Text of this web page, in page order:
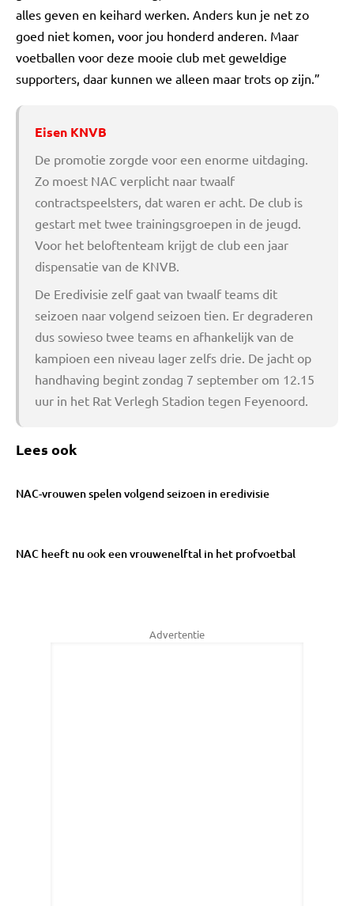
alles geven en keihard werken. Anders kun je net zo
goed niet komen, voor jou honderd anderen. Maar
voetballen voor deze mooie club met geweldige
supporters, daar kunnen we alleen maar trots op zijn.”
Eisen KNVB
De promotie zorgde voor een enorme uitdaging.
Zo moest NAC verplicht naar twaalf
contractspeelsters, dat waren er acht. De club is
gestart met twee trainingsgroepen in de jeugd.
Voor het beloftenteam krijgt de club een jaar
dispensatie van de KNVB.
De Eredivisie zelf gaat van twaalf teams dit
seizoen naar volgend seizoen tien. Er degraderen
dus sowieso twee teams en afhankelijk van de
kampioen een niveau lager zelfs drie. De jacht op
handhaving begint zondag 7 september om 12.15
uur in het Rat Verlegh Stadion tegen Feyenoord.
Lees ook
NAC-vrouwen spelen volgend seizoen in eredivisie
NAC heeft nu ook een vrouwenelftal in het profvoetbal
Advertentie